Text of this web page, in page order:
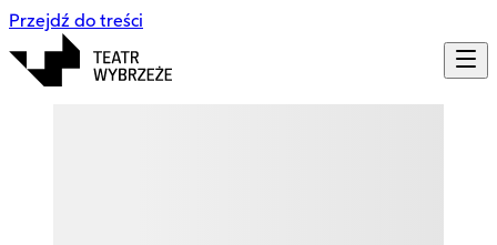
Przejdź do treści